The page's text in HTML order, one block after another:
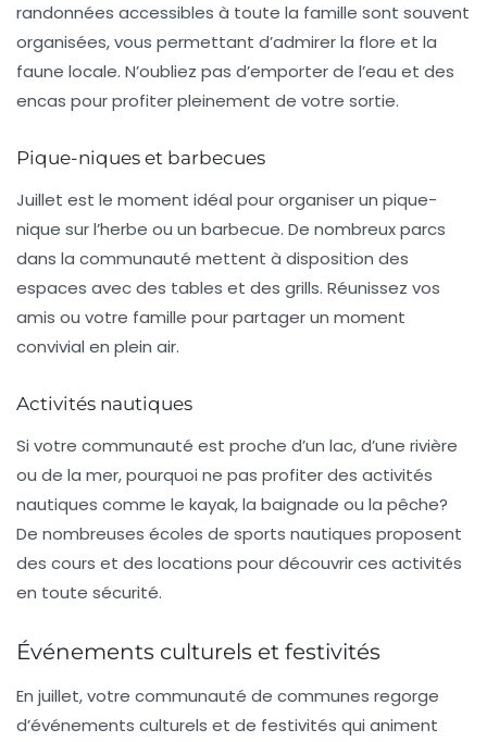
randonnées accessibles à toute la famille sont souvent
organisées, vous permettant d’admirer la flore et la
faune locale. N’oubliez pas d’emporter de l’eau et des
encas pour profiter pleinement de votre sortie.
Pique-niques et barbecues
Juillet est le moment idéal pour organiser un pique-
nique sur l’herbe ou un barbecue. De nombreux parcs
dans la communauté mettent à disposition des
espaces avec des tables et des grills. Réunissez vos
amis ou votre famille pour partager un moment
convivial en plein air.
Activités nautiques
Si votre communauté est proche d’un lac, d’une rivière
ou de la mer, pourquoi ne pas profiter des activités
nautiques comme le kayak, la baignade ou la pêche?
De nombreuses écoles de sports nautiques proposent
des cours et des locations pour découvrir ces activités
en toute sécurité.
Événements culturels et festivités
En juillet, votre communauté de communes regorge
d’événements culturels et de festivités qui animent